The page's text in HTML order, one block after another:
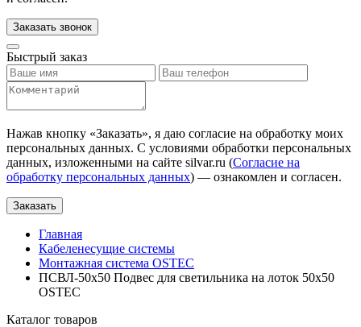
Заказать звонок
Быстрый заказ
Нажав кнопку «Заказать», я даю согласие на обработку моих
персональных данных. С условиями обработки персональных
данных, изложенными на сайте silvar.ru (Согласие на
обработку персональных данных) — ознакомлен и согласен.
Заказать
Главная
Кабеленесущие системы
Монтажная система OSTEC
ПСВЛ-50х50 Подвес для светильника на лоток 50х50
OSTEC
Каталог товаров